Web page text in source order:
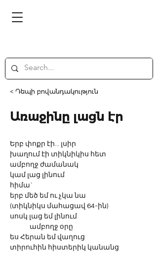
< Դեպի բովանդակություն
Առաջինը լացն էր
Երբ փոքր էի... լսիր
խաղում էի տիկնիկիս հետ
ամբողջ ժամանակ
կամ լաց լինում
հիմա`
երբ մեծ եմ ու չկա նա
(տիկնիկս մահացավ 64-ին)
սոսկ լաց եմ լինում
	ամբողջ օրը
ես Հերան եմ վաղուց
տիրուհին հիստերիկ կանանց